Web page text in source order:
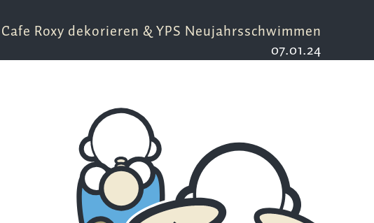
Cafe Roxy dekorieren & YPS Neujahrsschwimmen
07.01.24